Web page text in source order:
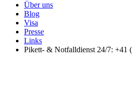
Über uns
Blog
Visa
Presse
Links
Pikett- & Notfalldienst 24/7: +41